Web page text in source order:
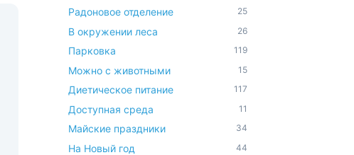
Радоновое отделение 25
В окружении леса 26
Парковка 119
Можно с животными 15
Диетическое питание 117
Доступная среда 11
Майские праздники 34
На Новый год 44